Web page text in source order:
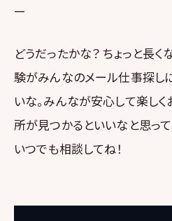
—
どうだったかな？ ちょっと長く
験がみんなのメール仕事探し
いな。みんなが安心して楽し
所が見つかるといいなと思って
いつでも相談してね！